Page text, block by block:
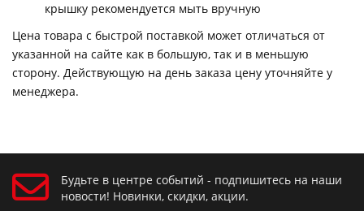
крышку рекомендуется мыть вручную
Цена товара с быстрой поставкой может отличаться от
указанной на сайте как в большую, так и в меньшую
сторону. Действующую на день заказа цену уточняйте у
менеджера.
Будьте в центре событий - подпишитесь на наши
новости! Новинки, скидки, акции.